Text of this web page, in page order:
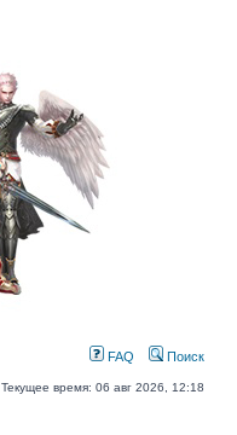
FAQ Поиск
Текущее время: 06 авг 2026, 12:18